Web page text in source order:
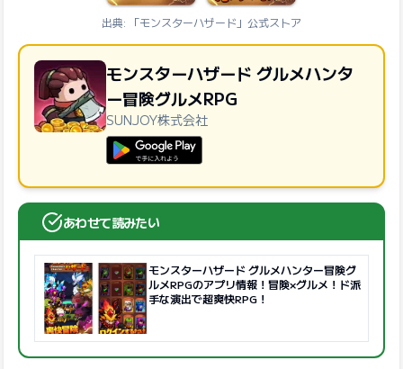
出典: 「モンスターハザード」公式ストア
モンスターハザード グルメハンタ
ー冒険グルメRPG
SUNJOY株式会社
あわせて読みたい
モンスターハザード グルメハンター冒険グ
ルメRPGのアプリ情報！冒険×グルメ！ド派
手な演出で超爽快RPG！